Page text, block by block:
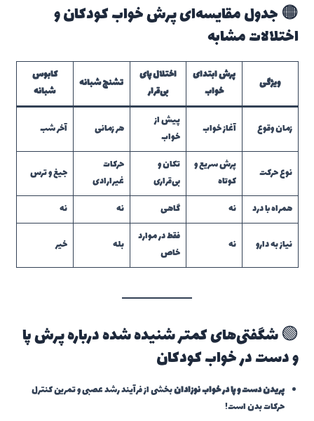
🟠 جدول مقایسه‌ای پرش خواب کودکان و
اختلالات مشابه
ویژگی
پرش ابتدای
خواب
اختلال پای
بی‌قرار
تشنج شبانه
کابوس
شبانه
زمان وقوع آغاز خواب
پیش از
خواب
هر زمانی آخر شب
نوع حرکت
پرش سریع و
کوتاه
تکان و
بی‌قراری
حرکات
غیرارادی
جیغ و ترس
همراه با درد نه گاهی نه نه
نیاز به دارو نه
فقط در موارد
خاص
بله خیر
🟢 شگفتی‌های کمتر شنیده شده درباره پرش پا
و دست در خواب کودکان
پریدن دست و پا در خواب نوزادانبخشی از فرآیند رشد عصبی و تمرین کنترل
حرکات بدن است!